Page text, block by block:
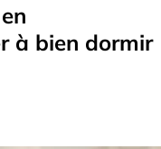
à bien dormir